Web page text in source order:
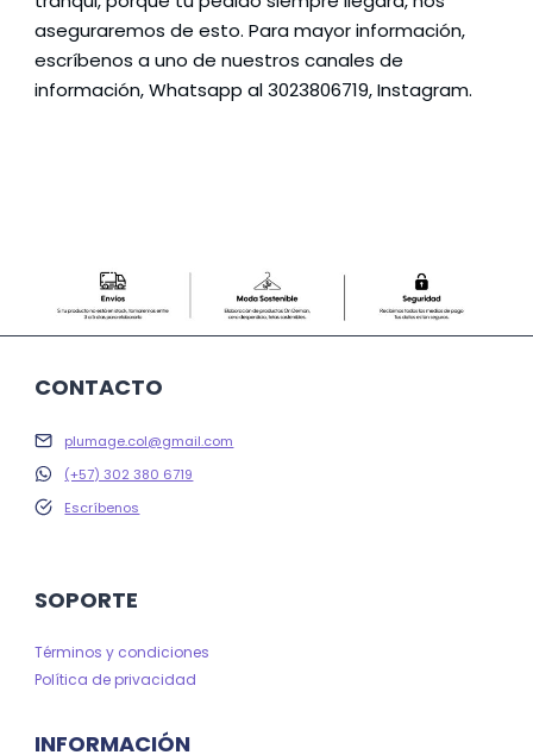
aseguraremos de esto. Para mayor información,
escríbenos a uno de nuestros canales de
información, Whatsapp al 3023806719, Instagram.
CONTACTO
plumage.col@gmail.com
(+57) 302 380 6719
Escríbenos
SOPORTE
Términos y condiciones
Política de privacidad
INFORMACIÓN